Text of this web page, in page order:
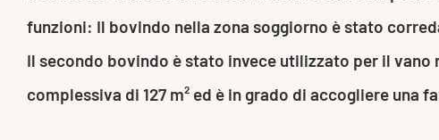
funzioni: Il bovindo nella zona soggiorno è stato
Il secondo bovindo è stato invece utilizzato per il
complessiva di 127 m² ed è in grado di accogliere una